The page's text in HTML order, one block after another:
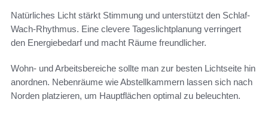
Natürliches Licht stärkt Stimmung und unterstützt den Schlaf-
Wach-Rhythmus. Eine clevere Tageslichtplanung verringert
den Energiebedarf und macht Räume freundlicher.
Wohn- und Arbeitsbereiche sollte man zur besten Lichtseite hin
anordnen. Nebenräume wie Abstellkammern lassen sich nach
Norden platzieren, um Hauptflächen optimal zu beleuchten.